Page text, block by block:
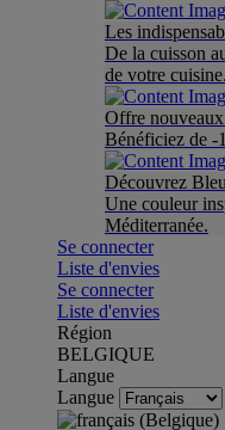
Les
De la cuisson
de votre cuisine.
Offre
Bénéficiez de -
Découvrez
Une couleur
Méditerranée.
Se connecter
Liste d'envies
Se connecter
Liste d'envies
Région
BELGIQUE
Langue
Langue